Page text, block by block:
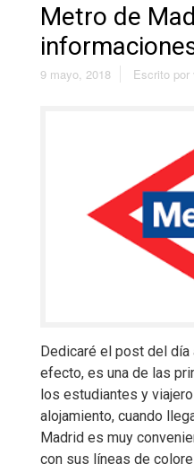
Metro de
9 mayo, 2018 Escrito por
Dedicaré el post del
efecto, es una de las
los estudiantes y
alojamiento, cuando
Madrid es muy
con sus líneas de